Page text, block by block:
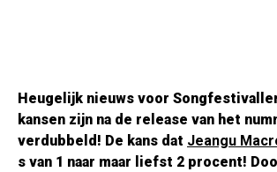
Heugelijk nieuws voor
kansen zijn na de release van het
verdubbeld! De kans dat Jeangu
s van 1 naar maar liefst 2 procent!